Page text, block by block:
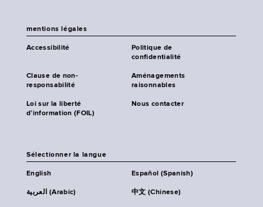
mentions légales
Accessibilité
Politique de
confidentialité
Clause de non-
responsabilité
Aménagements
raisonnables
Loi sur la liberté
d’information (FOIL)
Nous contacter
Sélectionner la langue
English Español (Spanish)
العربية (Arabic) 中文 (Chinese)